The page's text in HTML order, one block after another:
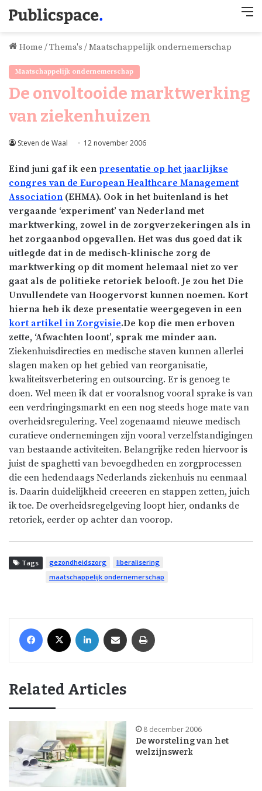
Home /Thema's /Maatschappelijk ondernemerschap
Maatschappelijk ondernemerschap
De onvoltooide marktwerking
van ziekenhuizen
Steven de Waal 12 november 2006
Eind juni gaf ik een presentatie op het jaarlijkse
congres van de European Healthcare Management
Association (EHMA). Ook in het buitenland is het
vergaande ‘experiment’ van Nederland met
marktwerking, zowel in de zorgverzekeringen als in
het zorgaanbod opgevallen. Het was dus goed dat ik
uitlegde dat in de medisch-klinische zorg de
marktwerking op dit moment helemaal niet zo ver
gaat als de politieke retoriek belooft. Je zou het Die
Unvullendete van Hoogervorst kunnen noemen. Kort
hierna heb ik deze presentatie weergegeven in een
kort artikel in Zorgvisie.De kop die men erboven
zette, ‘Afwachten loont’, sprak me minder aan.
Ziekenhuisdirecties en medische staven kunnen allerlei
slagen maken op het gebied van reorganisatie,
kwaliteitsverbetering en outsourcing. Er is genoeg te
doen. Wel meen ik dat er vooralsnog vooral sprake is van
een verdringingsmarkt en een nog steeds hoge mate van
overheidsregulering. Veel zogenaamd nieuwe medisch
curatieve ondernemingen zijn vooral verzelfstandigingen
van bestaande activiteiten. Belangrijke reden hiervoor is
juist de spaghetti van bevoegdheden en zorgprocessen
die een hedendaags Nederlands ziekenhuis nu eenmaal
is. Daarin duidelijkheid creeeren en stappen zetten, juich
ik toe. De overheidsregelgeving loopt hier, ondanks de
retoriek, eerder op achter dan voorop.
Tags gezondheidszorg
liberalisering
maatschappelijk ondernemerschap
Related Articles
8 december 2006
De worsteling van het
welzijnswerk